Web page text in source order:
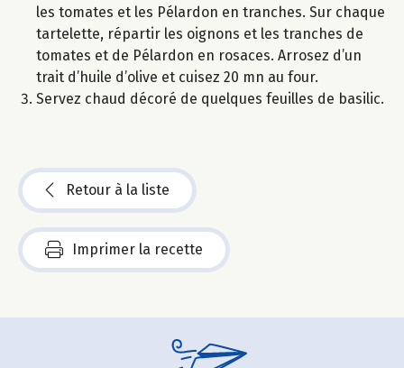
les tomates et les Pélardon en tranches. Sur chaque
tartelette, répartir les oignons et les tranches de
tomates et de Pélardon en rosaces. Arrosez d’un
trait d’huile d’olive et cuisez 20 mn au four.
Servez chaud décoré de quelques feuilles de basilic.
Retour à la liste
Imprimer la recette